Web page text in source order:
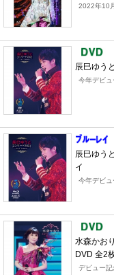
2022年10
辰巳ゆう
今年デビュ
辰巳ゆう
イ
今年デビュ
水森かお
DVD 全2
デビュー